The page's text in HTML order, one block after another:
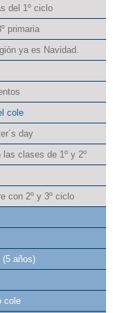
del 1º ciclo
primaria
ya es Navidad.
cole
day
clases de 1º y 2º
con 2º y 3º ciclo
años)
cole